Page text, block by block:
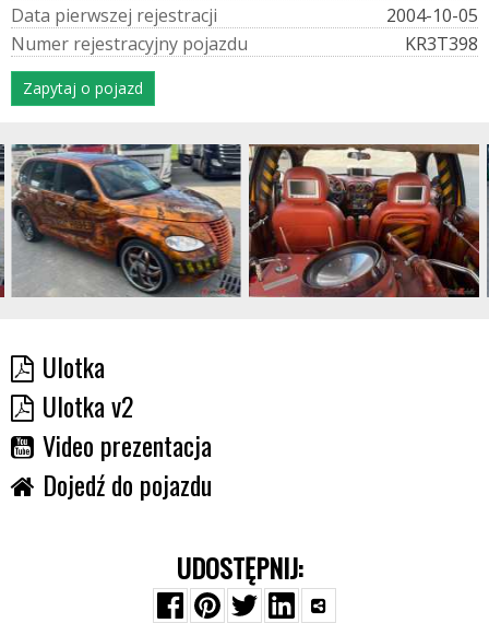
Data pierwszej rejestracji
2004-10-05
Numer rejestracyjny pojazdu KR3T398
Zapytaj o pojazd
Ulotka
Ulotka v2
Video prezentacja
Dojedź do pojazdu
UDOSTĘPNIJ: